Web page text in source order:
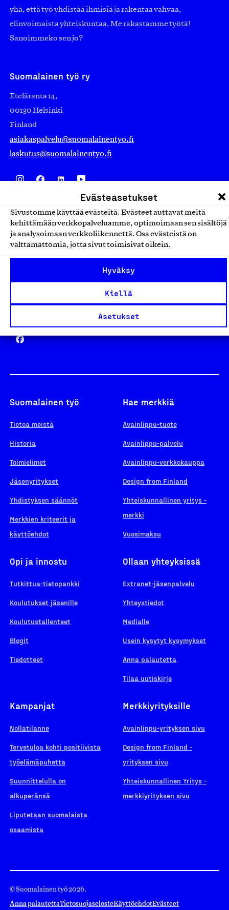
Evästeasetukset
Sivustomme käyttää evästeitä. Evästeet auttavat meitä
kehittämään verkkopalveluamme, optimoimaan sen sisältöjä
ja analysoimaan verkkoliikennettä. Osa evästeistä on
välttämättömiä, jotta sivut toimisivat oikein.
Hyväksy
Kiellä
Asetukset
yhä, että työ yhdistää ihmisiä ja rakentaa vahvaa,
elinvoimaista yhteiskuntaa. Me rakastamme työtä!
Sanoimmeko sen jo?
Suomalainen työ ry
Eteläranta 14,
00130 Helsinki
Finland
asiakaspalvelu@suomalainentyo.fi
laskutus@suomalainentyo.fi
Avainlippu
Yhteiskunnallinen Yritys -merkki
Suomalainen työ
Tietoa meistä
Historia
Toimielimet
Jäsenyritykset
Yhdistyksen säännöt
Merkkien kriteerit ja
käyttöehdot
Hae merkkiä
Avainlippu-tuote
Avainlippu-palvelu
Avainlippu-verkkokauppa
Design from Finland
Yhteiskunnallinen yritys -
merkki
Vuosimaksu
Opi ja innostu
Tutkittua-tietopankki
Koulutukset jäsenille
Koulutustallenteet
Blogit
Tiedotteet
Ollaan yhteyksissä
Extranet-jäsenpalvelu
Yhteystiedot
Medialle
Usein kysytyt kysymykset
Anna palautetta
Tilaa uutiskirje
Kampanjat
Nollatilanne
Tervetuloa kohti positiivista
työelämäpuhetta
Suunnittelulla on
alkuperänsä
Liputetaan suomalaista
osaamista
Merkkiyrityksille
Avainlippu-yrityksen sivu
Design from Finland -
yrityksen sivu
Yhteiskunnallinen Yritys -
merkkiyrityksen sivu
© Suomalainen työ 2026.
Anna palautettaTietosuojaselosteKäyttöehdotEvästeet